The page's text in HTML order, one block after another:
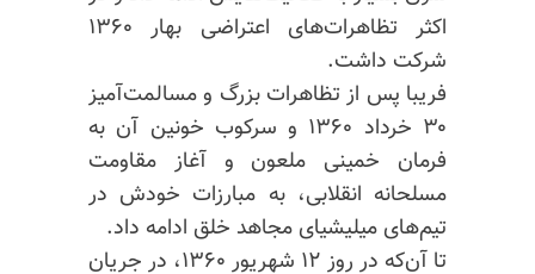
اکثر تظاهرات‌های اعتراضی بهار ۱۳۶۰
شرکت داشت.
فریبا پس از تظاهرات بزرگ و مسالمت‌آمیز
۳۰ خرداد ۱۳۶۰ و سرکوب خونین آن به
فرمان خمینی ملعون و آغاز مقاومت
مسلحانه انقلابی، به مبارزات خودش در
تیم‌های میلیشیای مجاهد خلق ادامه داد.
تا آن‌که در روز ۱۲ شهریور ۱۳۶۰، در جریان